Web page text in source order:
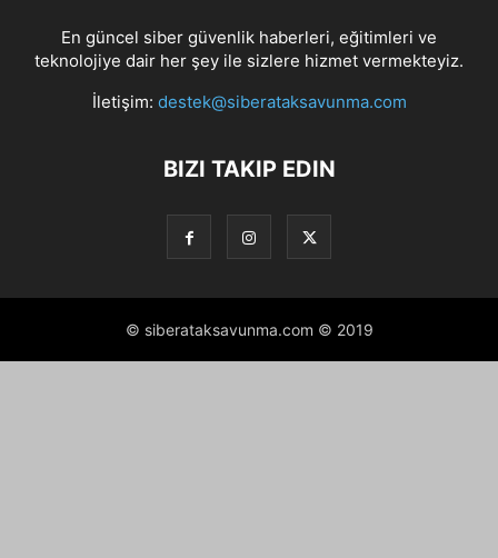
En güncel siber güvenlik haberleri, eğitimleri ve
teknolojiye dair her şey ile sizlere hizmet vermekteyiz.
İletişim: destek@siberataksavunma.com
BIZI TAKIP EDIN
© siberataksavunma.com © 2019